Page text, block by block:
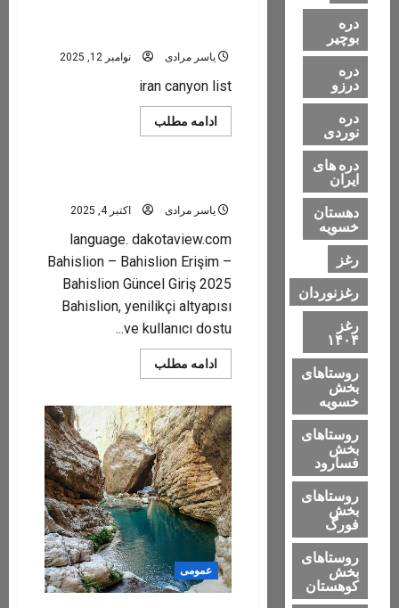
های
الیت
کجاست
و
هیرکانی
یاسر مرادی نوامبر 12, 2025
iran canyon list
ادامه مطلب
more
یاسر مرادی اکتبر 4, 2025
language. dakotaview.com
Bahislion – Bahislion Erişim –
Bahislion Güncel Giriş 2025
Bahislion, yenilikçi altyapısı
ve kullanıcı dostu...
ادامه مطلب
more
giriş
عمومی
دره
بوچیر
دره
درزو
دره
نوردی
دره های
ایران
دهستان
خسویه
رغز
رغزنوردان
رغز
۱۴۰۴
روستاهای
بخش
خسویه
روستاهای
بخش
فسارود
روستاهای
بخش
فورگ
روستاهای
بخش
کوهستان